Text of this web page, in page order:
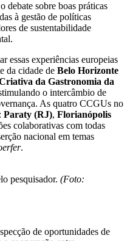
debate sobre boas práticas
à gestão de políticas
de sustentabilidade
essas experiências europeias
da cidade de Belo Horizonte
da Gastronomia da
o intercâmbio de
As quatro CCGUs no
Paraty (RJ), Florianópolis
colaborativas com todas
nacional em temas
.
pesquisador. (Foto:
de oportunidades de